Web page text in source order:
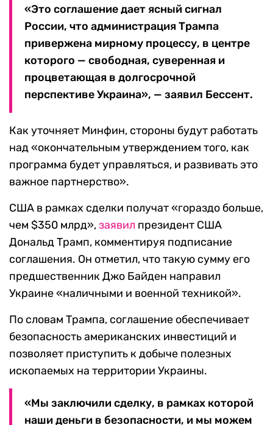
«Это соглашение дает ясный сигнал
России, что администрация Трампа
привержена мирному процессу, в центре
которого — свободная, суверенная и
процветающая в долгосрочной
перспективе Украина», — заявил Бессент.
Как уточняет Минфин, стороны будут работать
над «окончательным утверждением того, как
программа будет управляться, и развивать это
важное партнерство».
США в рамках сделки получат «гораздо больше,
чем $350 млрд»,заявил президент США
Дональд Трамп, комментируя подписание
соглашения. Он отметил, что такую сумму его
предшественник Джо Байден направил
Украине «наличными и военной техникой».
По словам Трампа, соглашение обеспечивает
безопасность американских инвестиций и
позволяет приступить к добыче полезных
ископаемых на территории Украины.
«Мы заключили сделку, в рамках которой
наши деньги в безопасности, и мы можем